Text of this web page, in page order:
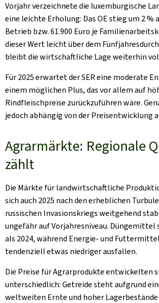
Vorjahr verzeichnete die luxemburgische
eine leichte Erholung: Das OE stieg um 2 %
Betrieb bzw. 61.900 Euro je
dieser Wert leicht über dem
bleibt die wirtschaftliche Lage weiterhin
Für 2025 erwartet der SER eine moderate
einem möglichen Plus, das vor allem auf
Rindfleischpreise zurückzuführen wäre.
jedoch abhängig von der Preisentwicklung
Agrarmärkte: Regionale
zählt
Die Märkte für landwirtschaftliche
sich auch 2025 nach den erheblichen
russischen Invasionskriegs weitgehend
ungefähr auf Vorjahresniveau.
als 2024, während Energie- und
tendenziell etwas niedriger ausfallen.
Die Preise für Agrarprodukte entwickelten
unterschiedlich: Getreide steht aufgrund
weltweiten Ernte und hoher